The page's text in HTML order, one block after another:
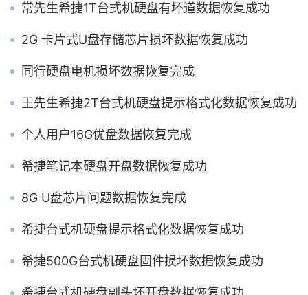
常先生希捷1T台式机硬盘有坏道数据恢复成功
2G 卡片式U盘存储芯片损坏数据恢复成功
同行硬盘电机损坏数据恢复完成
王先生希捷2T台式机硬盘提示格式化数据恢复成功
个人用户16G优盘数据恢复完成
希捷笔记本硬盘开盘数据恢复成功
8G U盘芯片问题数据恢复完成
希捷台式机硬盘提示格式化数据恢复成功
希捷500G台式机硬盘固件损坏数据恢复成功